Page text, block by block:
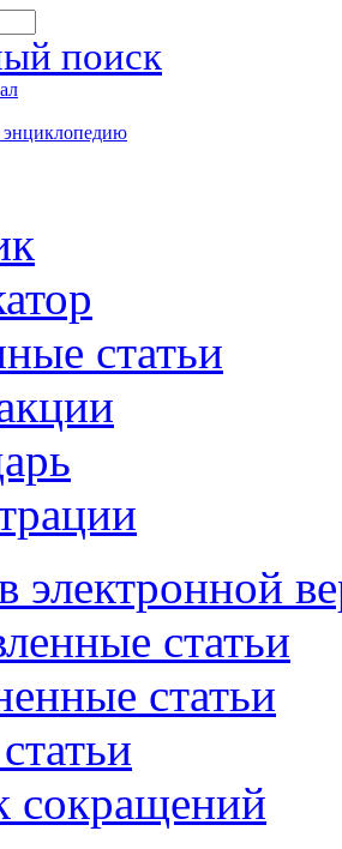
поиск
энциклопедию
статьи
электронной
статьи
статьи
сокращений